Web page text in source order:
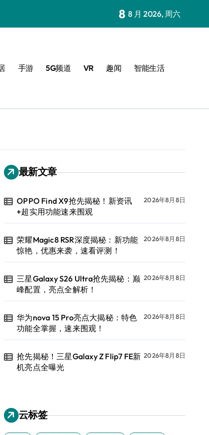
8 8 月 2026, 周六
手游 5G频道 VR 趣闻 智能生活
最新文章
OPPO Find X9抢先揭秘！新资讯
+超实用功能速来围观
2026年8月8日
荣耀Magic8 RSR深度揭秘：新功能
惊艳，优惠来袭，速看评测！
2026年8月8日
三星Galaxy S26 Ultra抢先揭秘：巅
峰配置，亮点全解析！
2026年8月8日
华为nova 15 Pro亮点大揭秘：特色
功能全掌握，速来围观！
2026年8月8日
抢先揭秘！三星Galaxy Z Flip7 FE新
机亮点全曝光
2026年8月8日
云标签